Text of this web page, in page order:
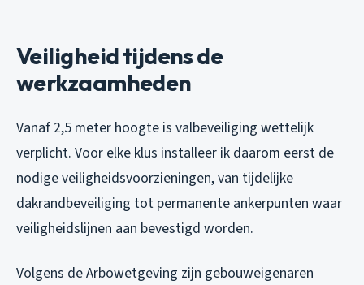
Veiligheid tijdens de
werkzaamheden
Vanaf 2,5 meter hoogte is valbeveiliging wettelijk
verplicht. Voor elke klus installeer ik daarom eerst de
nodige veiligheidsvoorzieningen, van tijdelijke
dakrandbeveiliging tot permanente ankerpunten waar
veiligheidslijnen aan bevestigd worden.
Volgens de Arbowetgeving zijn gebouweigenaren